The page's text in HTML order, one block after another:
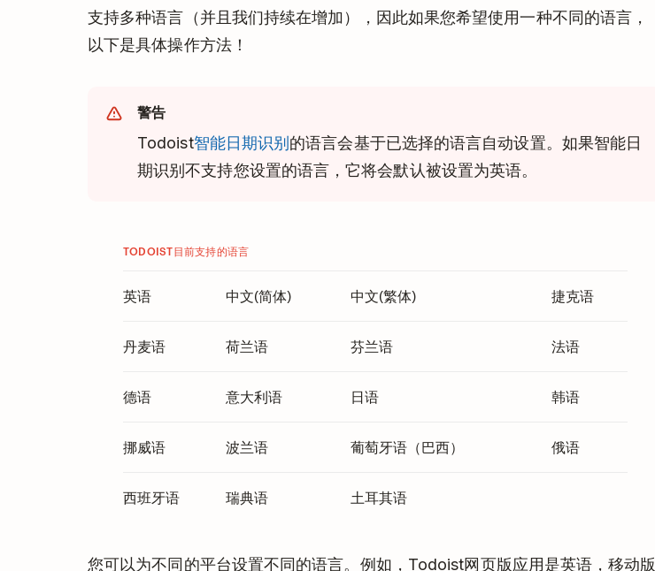
支持多种语言（并且我们持续在增加），因此如果您希望使用一种不同的语言，
以下是具体操作方法！
警告
Todoist智能日期识别的语言会基于已选择的语言自动设置。如果智能日
期识别不支持您设置的语言，它将会默认被设置为英语。
TODOIST目前支持的语言
英语 中文(简体) 中文(繁体) 捷克语
丹麦语 荷兰语 芬兰语 法语
德语 意大利语 日语 韩语
挪威语 波兰语 葡萄牙语（巴西） 俄语
西班牙语 瑞典语 土耳其语
您可以为不同的平台设置不同的语言。例如，Todoist网页版应用是英语，移动版